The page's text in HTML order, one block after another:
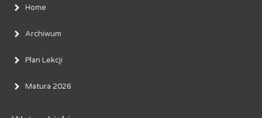
Home
Archiwum
Plan Lekcji
Matura 2026